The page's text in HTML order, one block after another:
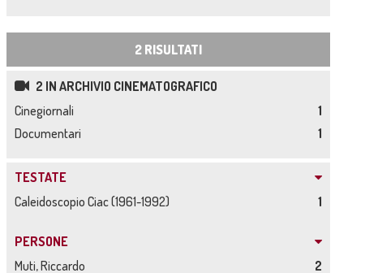
2 RISULTATI
2 IN ARCHIVIO CINEMATOGRAFICO
Cinegiornali
1
Documentari
1
TESTATE
Caleidoscopio Ciac (1961-1992)
1
PERSONE
Muti, Riccardo
2